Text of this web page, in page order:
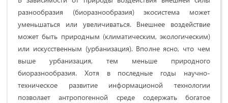
разнообразия (биоразнообразия) экосистема может
уменьшаться или увеличиваться. Внешнее воздействие
может быть природным (климатическим, экологическим)
или искусственным (урбанизация). Вполне ясно, что чем
выше урбанизация, тем меньше природного
биоразнообразия. Хотя в последные годы научно-
техническое развитие информационой технологии
позволает антропогенной среде содержать богатое